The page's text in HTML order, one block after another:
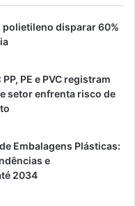
polietileno disparar 60%
PE e PVC registram
setor enfrenta risco de
Embalagens Plásticas:
e
2034